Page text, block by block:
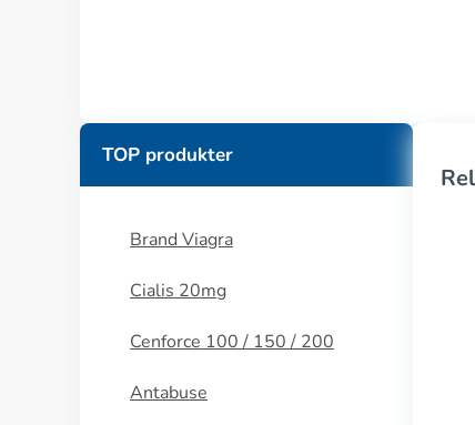
TOP produkter
Brand Viagra
Cialis 20mg
Cenforce 100 / 150 / 200
Antabuse